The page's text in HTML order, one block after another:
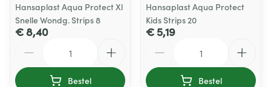
Hansaplast Aqua Protect Xl
Snelle Wondg. Strips 8
€ 8,40
Bestel
Hansaplast Aqua Protect
Kids Strips 20
€ 5,19
Bestel